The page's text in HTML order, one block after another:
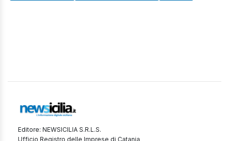
Editore: NEWSICILIA S.R.L.S.
Ufficio Registro delle Imprese di Catania